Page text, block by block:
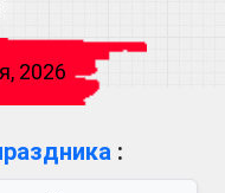
2026
: